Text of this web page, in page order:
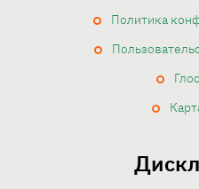
Политика